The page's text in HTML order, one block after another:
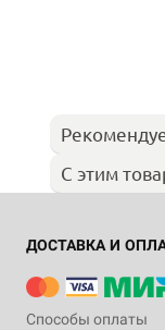
С этим
ДОСТАВКА И
Способы оплаты